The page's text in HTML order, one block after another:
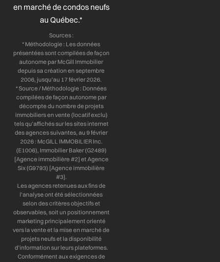
en marché de condos neufs
au Québec.*
Sources :
* Méthodologie : Les données
présentées sont compilées de façon
autonome par McGill Immobilier
depuis sa création en septembre
2006, jusqu’au 17 février 2026.
* Source / Méthodologie : Données
compilées de façon autonome par
décompte du nombre de projets
immobiliers en vente (locatif exclu)
tels qu’affichés sur les sites internet
des agences suivantes, au 9 février
2026 : McGILL IMMOBILIER Inc.
(E1006), Immobilier Baker (G2489)
[Agence immobilière #2] et Agence
Six (G9793) [Agence immobilière
#3].
Les agences retenues aux fins de
l’analyse ont été sélectionnées
selon des critères objectifs et
observables, soit un positionnement
marketing principalement orienté
vers la vente et la mise en marché de
projets neufs et la disponibilité
d’information sur leurs plateformes.
Conformément aux exigences de